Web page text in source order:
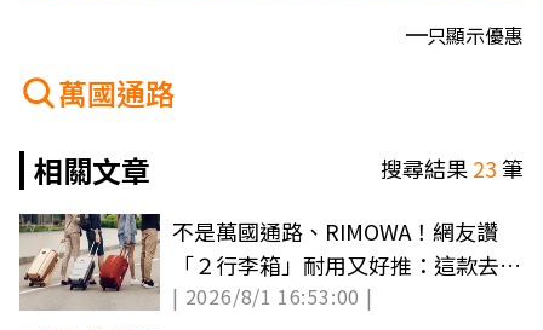
只顯示優惠
萬國通路
相關文章
搜尋結果23筆
不是萬國通路、RIMOWA！網友讚
「２行李箱」耐用又好推：這款去日
本超方便
| 2026/8/1 16:53:00 |